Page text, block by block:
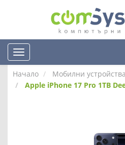
Начало Мобилни устройства
Apple iPhone 17 Pro 1TB